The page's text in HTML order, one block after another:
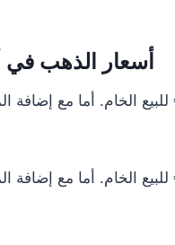
أسعار الذهب في